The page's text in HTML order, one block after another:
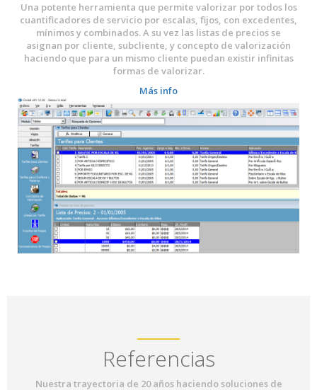
Una potente herramienta que permite valorizar por todos los
cuantificadores de servicio por escalas, fijos, con excedentes,
mínimos y combinados. A su vez las listas de precios se
asignan por cliente, subcliente, y concepto de valorización
haciendo que para un mismo cliente puedan existir infinitas
formas de valorizar.
Más info
Referencias
Nuestra trayectoria de 20 años haciendo soluciones de